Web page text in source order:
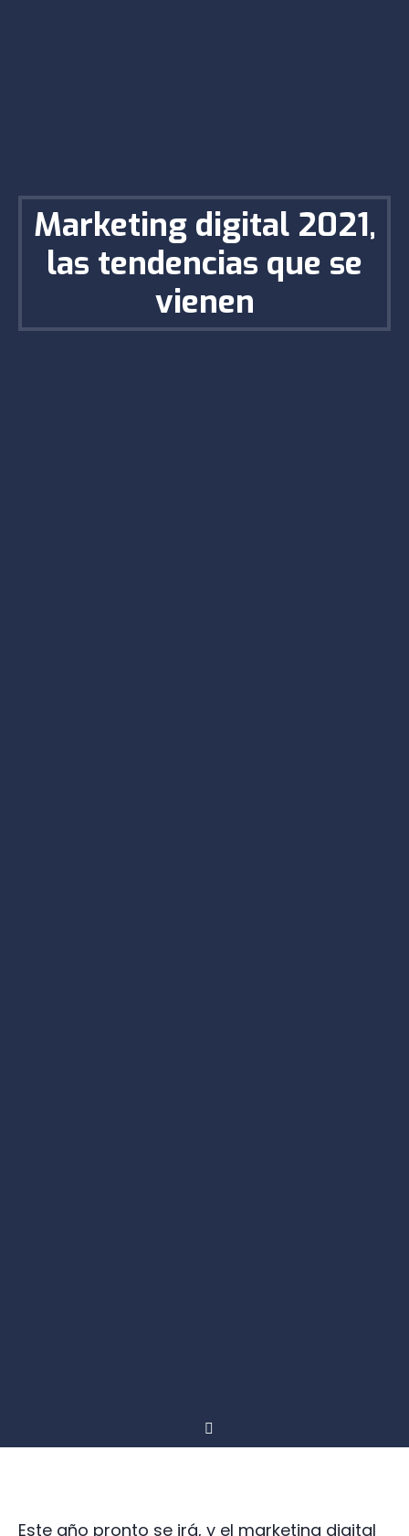
Marketing digital 2021,
las tendencias que se
vienen
Este año pronto se irá, y el marketing digital